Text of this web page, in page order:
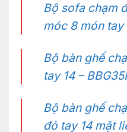
Bộ sofa chạm
móc 8 món tay
Bộ bàn ghế
tay 14 –
Bộ bàn ghế
đỏ tay 14 mặt